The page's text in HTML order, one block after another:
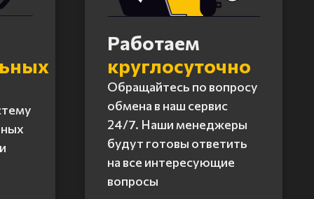
Работаем
круглосуточно
Обращайтесь по вопросу
обмена в наш сервис
24/7. Наши менеджеры
будут готовы ответить
на все интересующие
вопросы